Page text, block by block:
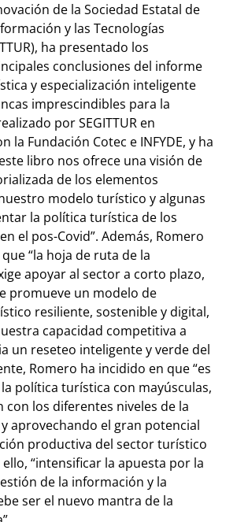
de la Sociedad Estatal de
y las Tecnologías
ha presentado los
conclusiones del informe
y especialización inteligente
imprescindibles para la
por SEGITTUR en
la Fundación Cotec e INFYDE, y ha
libro nos ofrece una visión de
de los elementos
modelo turístico y algunas
la política turística de los
el pos-Covid”. Además, Romero
“la hoja de ruta de la
apoyar al sector a corto plazo,
promueve un modelo de
resiliente, sostenible y digital,
capacidad competitiva a
un reseteo inteligente y verde del
Romero ha incidido en que “es
política turística con mayúsculas,
con los diferentes niveles de la
aprovechando el gran potencial
productiva del sector turístico
ello, “intensificar la apuesta por la
de la información y la
ser el nuevo mantra de la